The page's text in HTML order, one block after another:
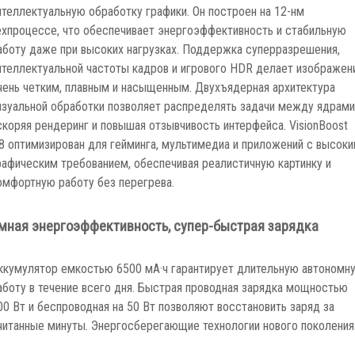
обработку графики. Он построен на 12-нм
что обеспечивает энергоэффективность и стабильную
даже при высоких нагрузках. Поддержка суперразрешения,
частоты кадров и игрового HDR делает
четким, плавным и насыщенным. Двухъядерная архитектура
обработки позволяет распределять задачи между
рендеринг и повышая отзывчивость интерфейса. VisionBoost
оптимизирован для гейминга, мультимедиа и приложений с
требованием, обеспечивая реалистичную картинку и
работу без перегрева.
энергоэффективность, супер-быстрая зарядка
емкостью 6500 мА·ч гарантирует длительную
в течение всего дня. Быстрая проводная зарядка мощностью
Вт и беспроводная на 50 Вт позволяют восстановить заряд за
минуты. Энергосберегающие технологии нового поколения